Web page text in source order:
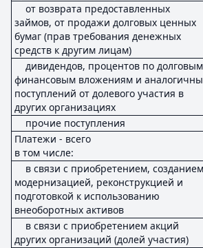
от возврата предоставленных
займов, от продажи долговых ценных
бумаг (прав требования денежных
средств к другим лицам)
дивидендов, процентов по долговым
финансовым вложениям и
поступлений от долевого участия в
других организациях
прочие поступления
Платежи - всего
в том числе:
в связи с приобретением,
модернизацией, реконструкцией и
подготовкой к использованию
внеоборотных активов
в связи с приобретением акций
других организаций (долей участия)